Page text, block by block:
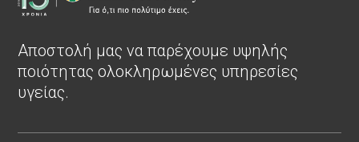
Αποστολή μας να παρέχουμε υψηλής
ποιότητας ολοκληρωμένες υπηρεσίες
υγείας.